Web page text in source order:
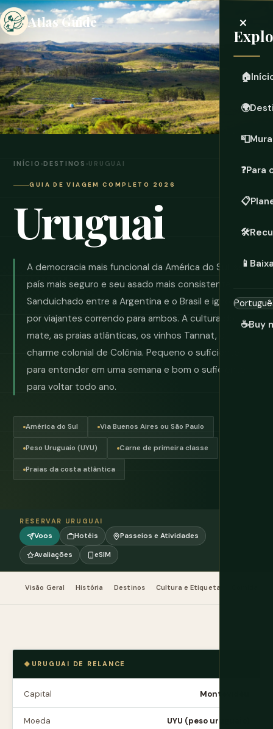
Atlas Guide ×
🏠
🌍
📮
❓Para
📋
🛠️
📱
☕Buy
INÍCIO ›DESTINOS ›URUGUAI
GUIA DE VIAGEM COMPLETO 2026
Uruguai
A democracia mais funcional da América do Sul, seu
país mais seguro e seu asado mais consistente.
Sanduichado entre a Argentina e o Brasil e ignorado
por viajantes correndo para ambos. A cultura do
mate, as praias atlânticas, os vinhos Tannat, o
charme colonial de Colônia. Pequeno o suficiente
para entender em uma semana e bom o suficiente
para voltar todo ano.
América do Sul Via Buenos Aires ou São Paulo
Peso Uruguaio (UYU) Carne de primeira classe
Praias da costa atlântica
RESERVAR URUGUAI
Voos Hotéis
Passeios e Atividades
Avaliações
eSIM
Visão Geral História Destinos Cultura e Etiqueta
URUGUAI DE RELANCE
Capital Montevidéu
Moeda UYU (peso uruguaio)